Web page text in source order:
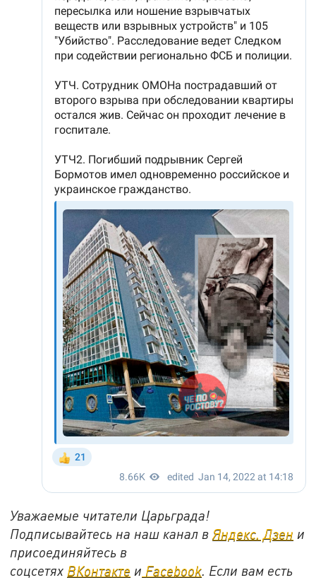
Уважаемые читатели Царьграда!
Подписывайтесь на наш канал вЯндекс. Дзен и
присоединяйтесь в
соцсетях ВКонтакте и Facebook. Если вам есть